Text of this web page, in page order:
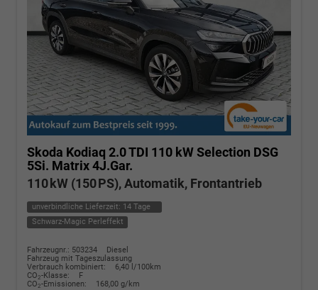
Skoda Kodiaq 2.0 TDI 110 kW Selection DSG
5Si. Matrix 4J.Gar.
110 kW (150 PS), Automatik, Frontantrieb
unverbindliche Lieferzeit: 14 Tage
Schwarz-Magic Perleffekt
Fahrzeugnr.: 503234
Diesel
Fahrzeug mit Tageszulassung
Verbrauch kombiniert:
6,40 l/100km
CO2-Klasse:
F
CO2-Emissionen: 168,00 g/km